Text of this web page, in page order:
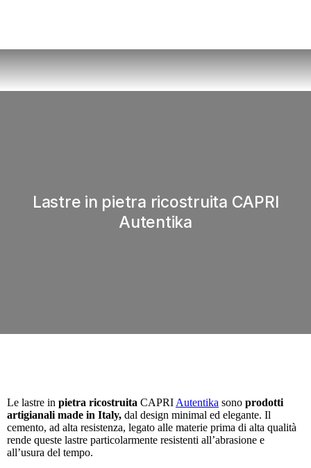
Lastre in pietra ricostruita CAPRI
Autentika
Le lastre in pietra ricostruita CAPRI Autentika sono prodotti
artigianali made in Italy, dal design minimal ed elegante. Il
cemento, ad alta resistenza, legato alle materie prima di alta qualità
rende queste lastre particolarmente resistenti all’abrasione e
all’usura del tempo.